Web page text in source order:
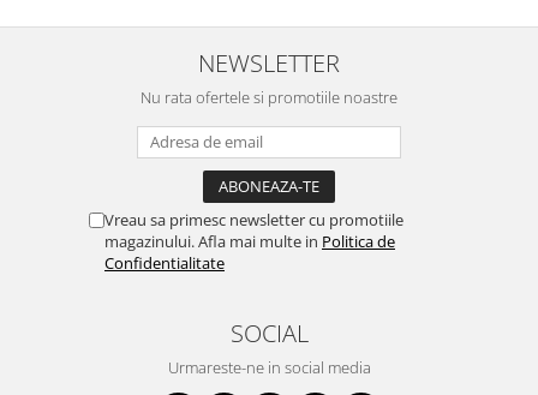
NEWSLETTER
Nu rata ofertele si promotiile noastre
Vreau sa primesc newsletter cu promotiile
magazinului. Afla mai multe in Politica de
Confidentialitate
SOCIAL
Urmareste-ne in social media